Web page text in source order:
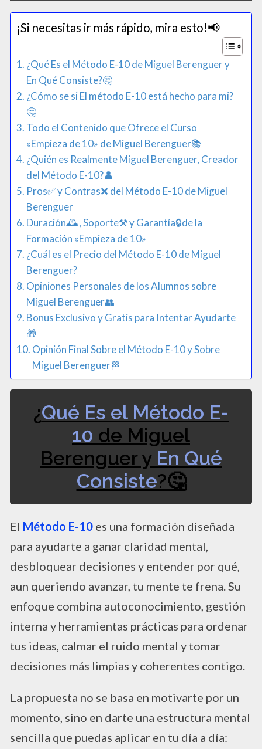
¡Si necesitas ir más rápido, mira esto!📢​
¿Qué Es el Método E-10 de Miguel Berenguer y
En Qué Consiste?🤔
¿Cómo se si El método E-10 está hecho para mi?
🤔
Todo el Contenido que Ofrece el Curso
«Empieza de 10» de Miguel Berenguer📚
¿Quién es Realmente Miguel Berenguer, Creador
del Método E-10?👤
Pros✅ y Contras❌ del Método E-10 de Miguel
Berenguer
Duración🕰️, Soporte​⚒️ y Garantía🔒de la
Formación «Empieza de 10»
¿Cuál es el Precio del Método E-10 de Miguel
Berenguer?
Opiniones Personales de los Alumnos sobre
Miguel Berenguer👥
Bonus Exclusivo y Gratis para Intentar Ayudarte
🎁​
Opinión Final Sobre el Método E-10 y Sobre
Miguel Berenguer🏁
¿Qué Es el Método E-
10 de Miguel
Berenguer y En Qué
Consiste?🤔
El Método E-10 es una formación diseñada
para ayudarte a ganar claridad mental,
desbloquear decisiones y entender por qué,
aun queriendo avanzar, tu mente te frena. Su
enfoque combina autoconocimiento, gestión
interna y herramientas prácticas para ordenar
tus ideas, calmar el ruido mental y tomar
decisiones más limpias y coherentes contigo.
La propuesta no se basa en motivarte por un
momento, sino en darte una estructura mental
sencilla que puedas aplicar en tu día a día: